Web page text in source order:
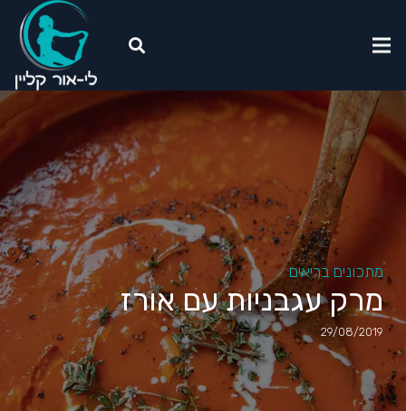
מתכונים בריאים
מרק עגבניות עם אורז
29/08/2019